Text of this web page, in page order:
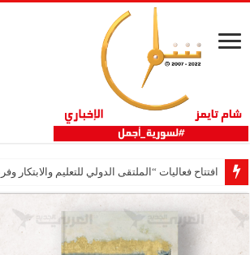
افتتاح فعاليات “الملتقى الدولي للتعليم